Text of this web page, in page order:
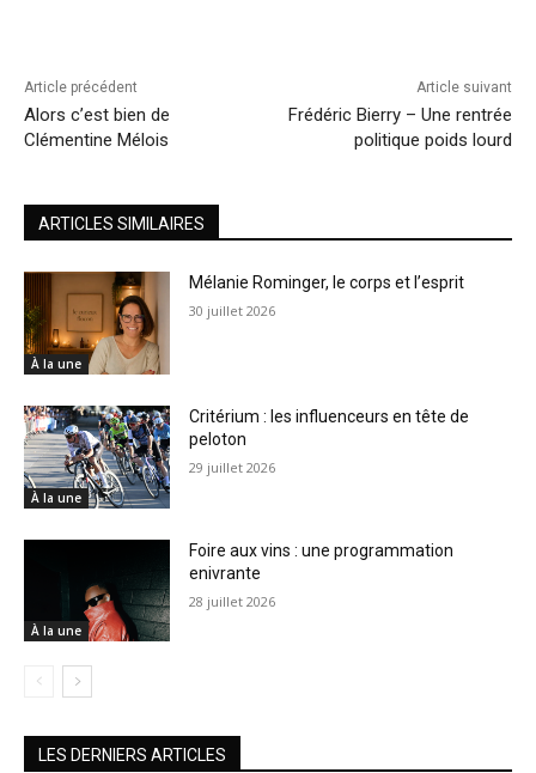
Article précédent
Alors c’est bien de
Clémentine Mélois
Article suivant
Frédéric Bierry – Une rentrée
politique poids lourd
ARTICLES SIMILAIRES
À la une
Mélanie Rominger, le corps et l’esprit
30 juillet 2026
À la une
Critérium : les influenceurs en tête de
peloton
29 juillet 2026
À la une
Foire aux vins : une programmation
enivrante
28 juillet 2026
LES DERNIERS ARTICLES